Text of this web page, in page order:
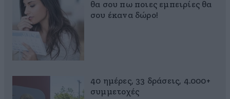
θα σου πω ποιες εμπειρίες θα
σου έκανα δώρο!
40 ημέρες, 33 δράσεις, 4.000+
συμμετοχές